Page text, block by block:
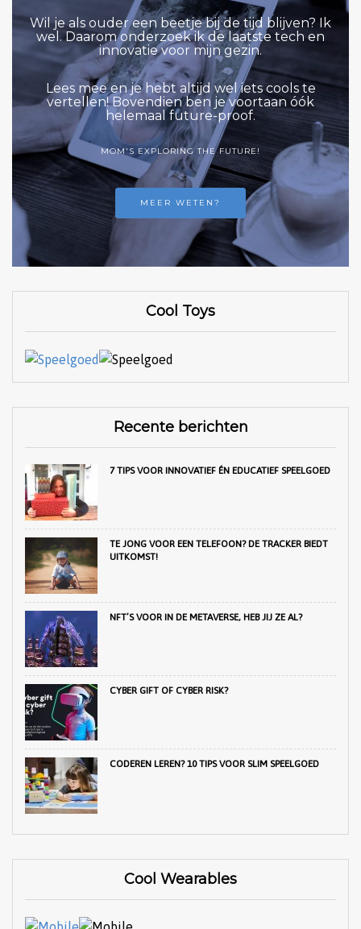
Wil je als ouder een beetje bij de tijd blijven? Ik
wel. Daarom onderzoek ik de laatste tech en
innovatie voor mijn gezin.
Lees mee en je hebt altijd wel iets cools te
vertellen! Bovendien ben je voortaan óók
helemaal future-proof.
MOM'S EXPLORING THE FUTURE!
MEER WETEN?
Cool Toys
Recente berichten
7 TIPS VOOR INNOVATIEF ÉN EDUCATIEF SPEELGOED
TE JONG VOOR EEN TELEFOON? DE TRACKER BIEDT
UITKOMST!
NFT’S VOOR IN DE METAVERSE, HEB JIJ ZE AL?
CYBER GIFT OF CYBER RISK?
CODEREN LEREN? 10 TIPS VOOR SLIM SPEELGOED
Cool Wearables